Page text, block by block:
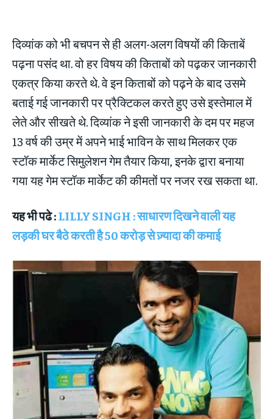
दिव्यांक को भी बचपन से ही अलग-अलग विषयों की किताबें
पढ़ना पसंद था. वो हर विषय की किताबों को पढ़कर जानकारी
एकत्र किया करते थे. वे इन किताबों को पढ़ने के बाद उसमे
बताई गई जानकारी पर प्रैक्टिकल करते हुए उसे इस्तेमाल में
लेते और सीखते थे. दिव्यांक ने इसी जानकारी के दम पर महज
13 वर्ष की उम्र में अपने भाई भाविन के साथ मिलकर एक
स्टॉक मार्केट सिमुलेशन गेम तैयार किया, इनके द्वारा बनाया
गया यह गेम स्टॉक मार्केट की कीमतों पर नजर रख सकता था.
यह भी पढे :LILLY SINGH : साधारण दिखने वाली यह
लड़की घर बैठे करती है 50 करोड़ से ज़्यादा की कमाई